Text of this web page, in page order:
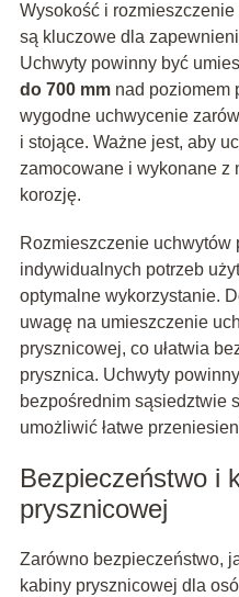
Wysokość i
są kluczowe dla
Uchwyty powinny być
do 700 mmnad poziomem
wygodne uchwycenie
i stojące. Ważne jest, aby
zamocowane i wykonane z
korozję.
Rozmieszczenie
indywidualnych potrzeb
optymalne wykorzystanie.
uwagę na umieszczenie
prysznicowej, co ułatwia
prysznica. Uchwyty
bezpośrednim sąsiedztwie
umożliwić łatwe
Bezpieczeństwo i
prysznicowej
Zarówno bezpieczeństwo,
kabiny prysznicowej dla